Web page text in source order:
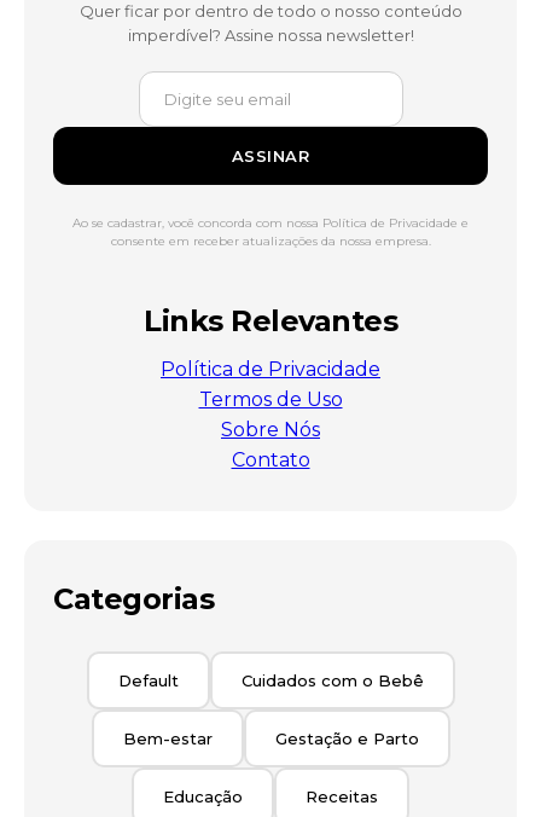
Quer ficar por dentro de todo o nosso conteúdo
imperdível? Assine nossa newsletter!
ASSINAR
Ao se cadastrar, você concorda com nossa Política de Privacidade e
consente em receber atualizações da nossa empresa.
Links Relevantes
Política de Privacidade
Termos de Uso
Sobre Nós
Contato
Categorias
Default Cuidados com o Bebê
Bem-estar Gestação e Parto
Educação Receitas